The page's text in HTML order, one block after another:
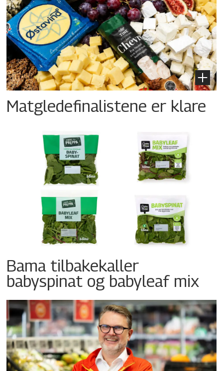
Matgledefinalistene er klare
Bama tilbakekaller
babyspinat og babyleaf mix